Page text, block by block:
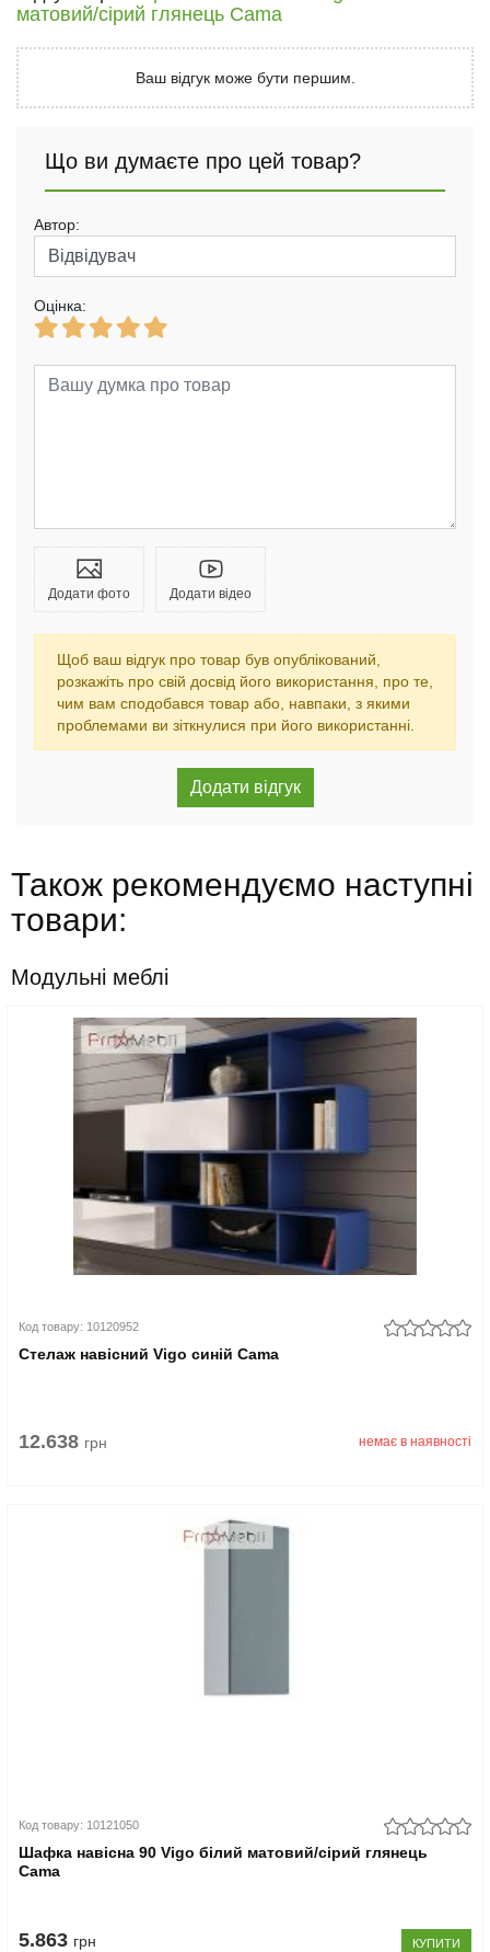
матовий/сірий глянець Cama
Ваш відгук може бути першим.
Що ви думаєте про цей товар?
Автор:
Оцінка:
Додати фото Додати відео
Щоб ваш відгук про товар був опублікований,
розкажіть про свій досвід його використання, про те,
чим вам сподобався товар або, навпаки, з якими
проблемами ви зіткнулися при його використанні.
Також рекомендуємо наступні
товари:
Модульні меблі
Код товару: 10120952
Стелаж навісний Vigo синій Cama
12.638 грн немає в наявності
Код товару: 10121050
Шафка навісна 90 Vigo білий матовий/сірий глянець
Cama
5.863 грн КУПИТИ